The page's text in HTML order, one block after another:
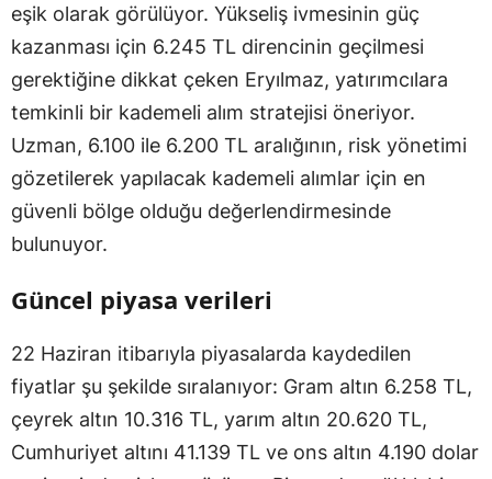
eşik olarak görülüyor. Yükseliş ivmesinin güç
kazanması için 6.245 TL direncinin geçilmesi
gerektiğine dikkat çeken Eryılmaz, yatırımcılara
temkinli bir kademeli alım stratejisi öneriyor.
Uzman, 6.100 ile 6.200 TL aralığının, risk yönetimi
gözetilerek yapılacak kademeli alımlar için en
güvenli bölge olduğu değerlendirmesinde
bulunuyor.
Güncel piyasa verileri
22 Haziran itibarıyla piyasalarda kaydedilen
fiyatlar şu şekilde sıralanıyor: Gram altın 6.258 TL,
çeyrek altın 10.316 TL, yarım altın 20.620 TL,
Cumhuriyet altını 41.139 TL ve ons altın 4.190 dolar